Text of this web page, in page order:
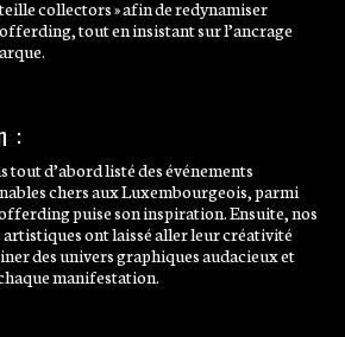
collectors » afin de redynamiser
tout en insistant sur l’ancrage
:
tout d’abord listé des événements
chers aux Luxembourgeois, parmi
puise son inspiration. Ensuite, nos
ont laissé aller leur créativité
des univers graphiques audacieux et
manifestation.